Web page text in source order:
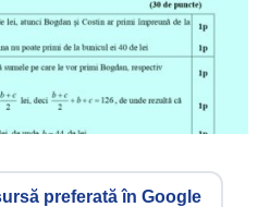
preferată în Google